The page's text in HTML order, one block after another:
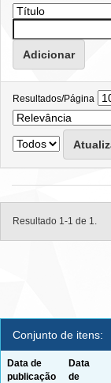
Resultados/Página
Resultado 1-1 de 1.
Conjunto de itens:
Data de
publicação
Data
de